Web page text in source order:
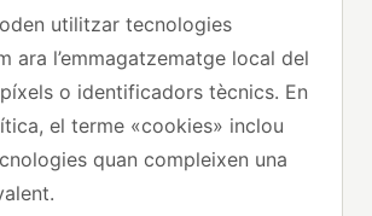
utilitzar tecnologies
ara l’emmagatzematge local del
o identificadors tècnics. En
el terme «cookies» inclou
quan compleixen una